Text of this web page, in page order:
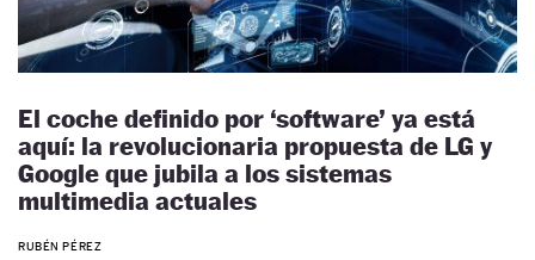
El coche definido por ‘software’ ya está
aquí: la revolucionaria propuesta de LG y
Google que jubila a los sistemas
multimedia actuales
RUBÉN PÉREZ